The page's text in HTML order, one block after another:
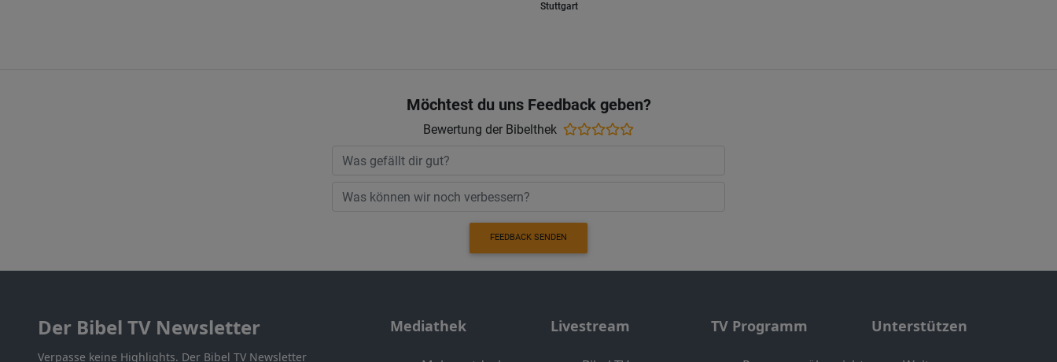
Stuttgart
Möchtest du uns Feedback geben?
Bewertung der Bibelthek
FEEDBACK SENDEN
Der Bibel TV Newsletter
Verpasse keine Highlights. Der Bibel TV Newsletter
Mediathek Livestream TV Programm Unterstützen